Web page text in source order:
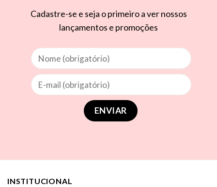
Cadastre-se e seja o primeiro a ver nossos
lançamentos e promoções
INSTITUCIONAL